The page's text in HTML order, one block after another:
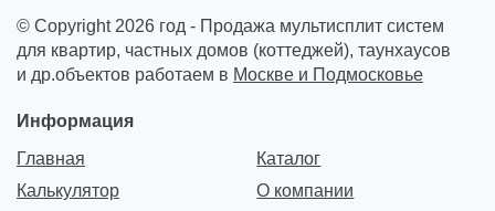
© Copyright 2026 год - Продажа мультисплит систем
для квартир, частных домов (коттеджей), таунхаусов
и др.объектов работаем в Москве и Подмосковье
Информация
Главная
Каталог
Калькулятор
О компании